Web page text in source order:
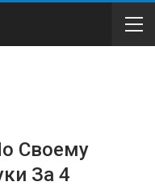
Своему
За 4